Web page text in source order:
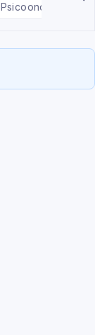
Psicooncología